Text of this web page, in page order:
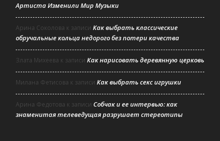
Артиста Изменили Мир Музыки
Арина Соколова к записи Как выбрать классические
обручальные кольца недорого без потери качества
Злата Михеева к записи Как нарисовать деревянную церковь
Милана Фетисова к записи Как выбрать секс игрушки
Арина Федотова к записи Собчак и ее интервью: как
знаменитая телеведущая разрушает стереотипы